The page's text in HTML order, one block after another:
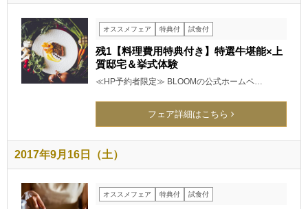
オススメフェア 特典付 試食付
残1【料理費用特典付き】特選牛堪能×上
質邸宅＆挙式体験
≪HP予約者限定≫ BLOOMの公式ホームペ…
フェア詳細はこちら
2017年9月16日（土）
オススメフェア 特典付 試食付